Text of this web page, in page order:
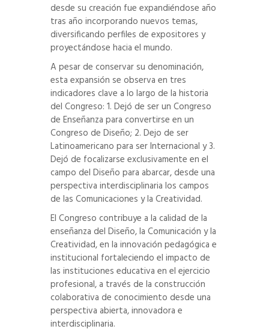
desde su creación fue expandiéndose año
tras año incorporando nuevos temas,
diversificando perfiles de expositores y
proyectándose hacia el mundo.
A pesar de conservar su denominación,
esta expansión se observa en tres
indicadores clave a lo largo de la historia
del Congreso: 1. Dejó de ser un Congreso
de Enseñanza para convertirse en un
Congreso de Diseño; 2. Dejo de ser
Latinoamericano para ser Internacional y 3.
Dejó de focalizarse exclusivamente en el
campo del Diseño para abarcar, desde una
perspectiva interdisciplinaria los campos
de las Comunicaciones y la Creatividad.
El Congreso contribuye a la calidad de la
enseñanza del Diseño, la Comunicación y la
Creatividad, en la innovación pedagógica e
institucional fortaleciendo el impacto de
las instituciones educativa en el ejercicio
profesional, a través de la construcción
colaborativa de conocimiento desde una
perspectiva abierta, innovadora e
interdisciplinaria.